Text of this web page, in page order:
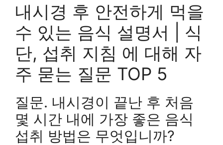
내시경 후 안전하게 먹을
수 있는 음식 설명서 | 식
단, 섭취 지침 에 대해 자
주 묻는 질문 TOP 5
질문. 내시경이 끝난 후 처음
몇 시간 내에 가장 좋은 음식
섭취 방법은 무엇입니까?